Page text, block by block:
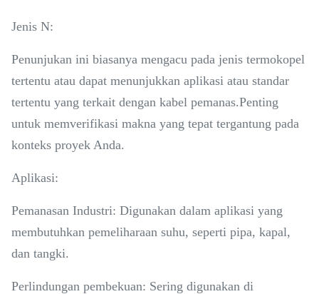
Jenis N:
Penunjukan ini biasanya mengacu pada jenis termokopel
tertentu atau dapat menunjukkan aplikasi atau standar
tertentu yang terkait dengan kabel pemanas.Penting
untuk memverifikasi makna yang tepat tergantung pada
konteks proyek Anda.
Aplikasi:
Pemanasan Industri: Digunakan dalam aplikasi yang
membutuhkan pemeliharaan suhu, seperti pipa, kapal,
dan tangki.
Perlindungan pembekuan: Sering digunakan di